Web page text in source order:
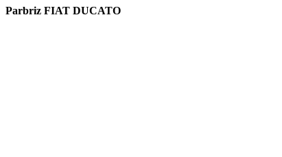
Parbriz FIAT DUCATO